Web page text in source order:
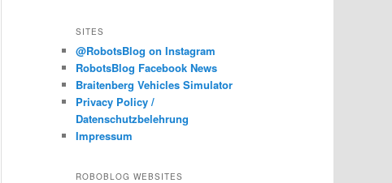
SITES
@RobotsBlog on Instagram
RobotsBlog Facebook News
Braitenberg Vehicles Simulator
Privacy Policy /
Datenschutzbelehrung
Impressum
ROBOBLOG WEBSITES